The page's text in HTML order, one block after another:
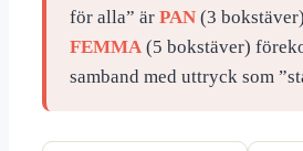
för alla” är PAN(3
FEMMA(5 bokstäver)
samband med uttryck som